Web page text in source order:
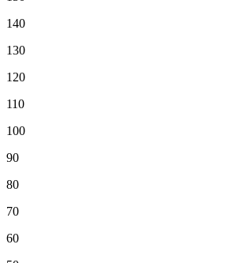
140
130
120
110
100
90
80
70
60